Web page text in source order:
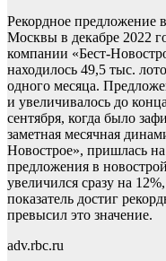
Рекордное предложение
Москвы в декабре 2022
компании «Бест-
находилось 49,5 тыс.
одного месяца.
и увеличивалось до
сентября, когда было
заметная месячная
Новострое», пришлась
предложения в
увеличился сразу на
показатель достиг
превысил это значение.
adv.rbc.ru